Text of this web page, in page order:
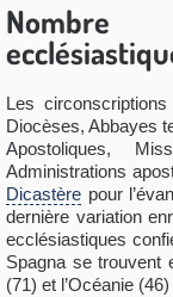
Nombre
Les
Diocèses, Abbayes
Apostoliques,
Administrations
Dicastère pour
dernière variation
ecclésiastiques
Spagna se trouvent
(71) et l’Océanie